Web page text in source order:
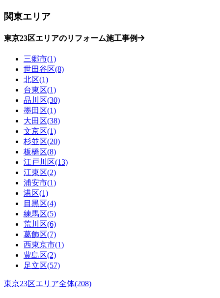
関東エリア
東京23区エリアのリフォーム施工事例
三郷市(1)
世田谷区(8)
北区(1)
台東区(1)
品川区(30)
墨田区(1)
大田区(38)
文京区(1)
杉並区(20)
板橋区(8)
江戸川区(13)
江東区(2)
浦安市(1)
港区(1)
目黒区(4)
練馬区(5)
荒川区(6)
葛飾区(7)
西東京市(1)
豊島区(2)
足立区(57)
東京23区エリア全体(208)